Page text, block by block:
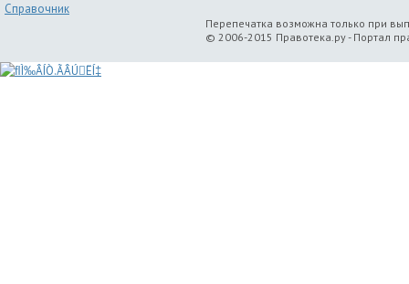
Справочник
Перепечатка возможна только при
© 2006-2015 Правотека.ру - Портал